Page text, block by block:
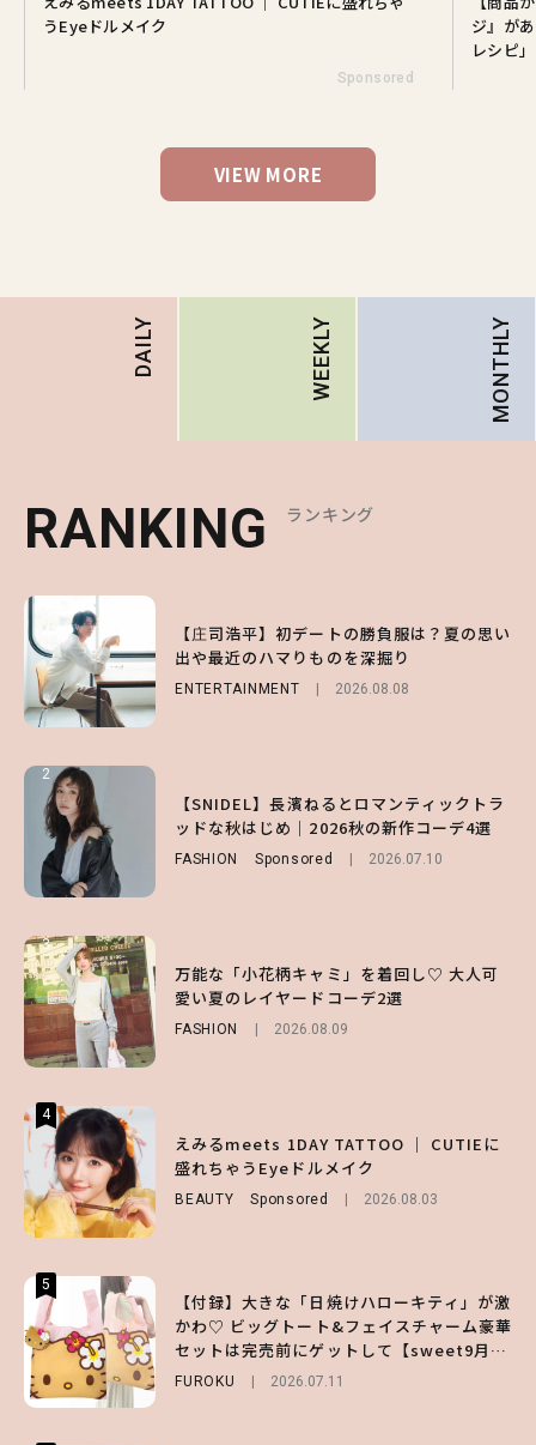
うEyeドルメイク
Sponsored
ジ』が
レシピ」
VIEW MORE
DAILY WEEKLY MONTHLY
RANKING ランキング
【庄司浩平】初デートの勝負服は？夏の思い
出や最近のハマりものを深掘り
ENTERTAINMENT 2026.08.08
2
【SNIDEL】長濱ねるとロマンティックトラ
ッドな秋はじめ｜2026秋の新作コーデ4選
FASHION Sponsored 2026.07.10
3
万能な「小花柄キャミ」を着回し♡ 大人可
愛い夏のレイヤードコーデ2選
FASHION 2026.08.09
4
えみるmeets 1DAY TATTOO ｜ CUTIEに
盛れちゃうEyeドルメイク
BEAUTY Sponsored 2026.08.03
5
【付録】大きな「日焼けハローキティ」が激
かわ♡ ビッグトート&フェイスチャーム豪華
セットは完売前にゲットして【sweet9月号
増刊】
FUROKU 2026.07.11
RANKING ランキング
キープの秘訣や夏の過ごし方など独占インタ
ビュー！
2
【庄司浩平】初デートの勝負服は？夏の思い
出や最近のハマりものを深掘り
ENTERTAINMENT 2026.08.08
3
【SNIDEL】長濱ねるとロマンティックトラ
ッドな秋はじめ｜2026秋の新作コーデ4選
FASHION Sponsored
4
【大原優乃】夏メイクはプレイフルに！ドキ
ッとしちゃう色っぽ“うるみ目”のつくり方
BEAUTY 2026.08.01
5
えみるmeets 1DAY TATTOO ｜ CUTIEに
盛れちゃうEyeドルメイク
RANKING ランキング
【SNIDEL】長濱ねるとロマンティックトラ
ッドな秋はじめ｜2026秋の新作コーデ4選
FASHION Sponsored 2026.07.10
2
ノ国屋コラボの“優秀保冷バッグ”は夏の強
い味方！【オトナミューズ9月号増刊】
3
【谷まりあ】夏は“シアースカート”でさり
げなく肌見せ！透け感のニュアンスを楽しめ
るマストハブアイテム4選
4
【ハローキティ】がスシローと初コラボ♡
第1弾の気になるメニュー＆限定グッズを総
チェック！
2026.07.31
5
【夏ヘアのくずれ・うねりに】ヘアメイク夢
月直伝♡ ドライシャンプー「バティスト」
を使ったプロ級スタイリング3選
BEAUTY Sponsored